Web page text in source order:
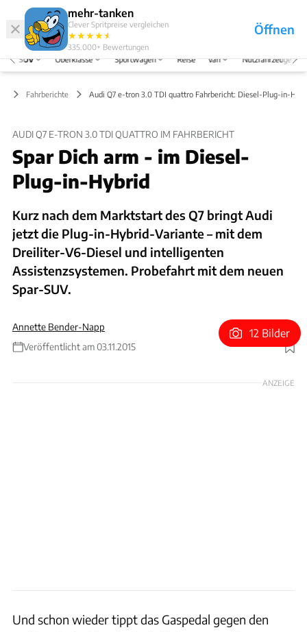
mehr-tanken
Clever Spritpreise vergleichen
★★★★★
★
335.000+ Bewertungen
Öffnen
Abo
Menü
SUV Oberklasse Sportwagen Reise Van Nutzfahrzeuge
Fahrberichte Audi Q7 e-tron 3.0 TDI quattro Fahrbericht: Diesel-Plug-in-
AUDI Q7 E-TRON 3.0 TDI QUATTRO IM FAHRBERICHT
Spar Dich arm - im Diesel-
Plug-in-Hybrid
Kurz nach dem Marktstart des Q7 bringt Audi
jetzt die Plug-in-Hybrid-Variante – mit dem
Dreiliter-V6-Diesel und intelligenten
Assistenzsystemen. Probefahrt mit dem neuen
Spar-SUV.
Annette Bender-Napp
Veröffentlicht am 03.11.2015
Foto: Audi
12 Bilder
ANZEIGE
Und schon wieder tippt das Gaspedal gegen den